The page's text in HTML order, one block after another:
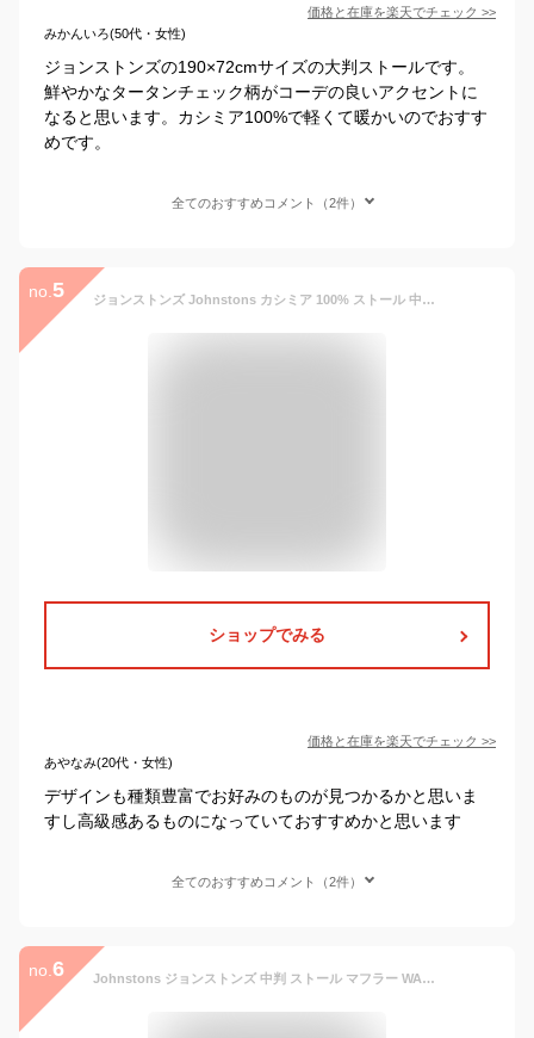
価格と在庫を楽天でチェック >>
みかんいろ(50代・女性)
ジョンストンズの190×72cmサイズの大判ストールです。
鮮やかなタータンチェック柄がコーデの良いアクセントに
なると思います。カシミア100%で軽くて暖かいのでおすす
めです。
全てのおすすめコメント（2件）
no. 5 ジョンストンズ Johnstons カシミア 100% ストール 中判 ひざ掛け 羽織り ブランケット レディース 高級 190cm×35cm WA000057WA57 秋 冬 チェック マフラー ブランド フリンジ 【due】
ショップでみる
価格と在庫を楽天でチェック >>
あやなみ(20代・女性)
デザインも種類豊富でお好みのものが見つかるかと思いま
すし高級感あるものになっていておすすめかと思います
全てのおすすめコメント（2件）
no. 6 Johnstons ジョンストンズ 中判 ストール マフラー WA000057 カシミア100％ 無地 メンズ レディース 【送料無料（※北海道・沖縄は配送不可）】